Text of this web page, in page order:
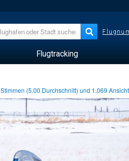
Flugtracking
Stimmen (5.00 Durchschnitt) und 1.069